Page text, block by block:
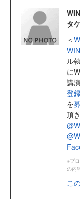
タ
＜
ル
に
講
登
を
頂
※プ
の内
こ